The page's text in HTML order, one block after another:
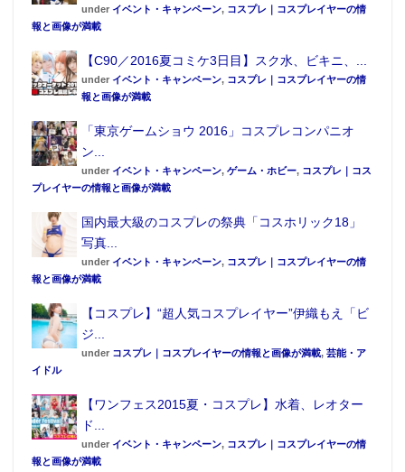
under イベント・キャンペーン, コスプレ｜コスプレイヤーの情
報と画像が満載
【C90／2016夏コミケ3日目】スク水、ビキニ、...
under イベント・キャンペーン, コスプレ｜コスプレイヤーの情
報と画像が満載
「東京ゲームショウ 2016」コスプレコンパニオ
ン...
under イベント・キャンペーン, ゲーム・ホビー, コスプレ｜コス
プレイヤーの情報と画像が満載
国内最大級のコスプレの祭典「コスホリック18」
写真...
under イベント・キャンペーン, コスプレ｜コスプレイヤーの情
報と画像が満載
【コスプレ】“超人気コスプレイヤー”伊織もえ「ビ
ジ...
under コスプレ｜コスプレイヤーの情報と画像が満載, 芸能・ア
イドル
【ワンフェス2015夏・コスプレ】水着、レオター
ド...
under イベント・キャンペーン, コスプレ｜コスプレイヤーの情
報と画像が満載